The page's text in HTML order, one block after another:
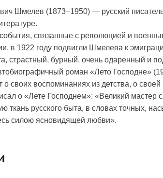
Шмелев (1873–1950) — русский
связанные с революцией и
в 1922 году подвигли Шмелева к
страстный, бурный, очень одаренный и
роман «Лето Господне»
о своих воспоминаниях из детства, о
о «Лете Господнем»: «Великий мастер
ткань русского быта, в словах точных,
силою ясновидящей любви».